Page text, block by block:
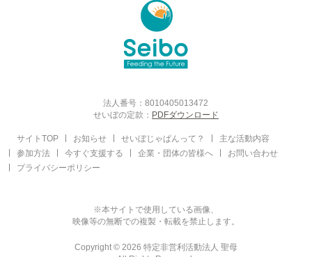
法人番号：8010405013472
せいぼの定款： PDFダウンロード
サイトTOP お知らせ せいぼじゃぱんって？
主な活動内容
参加方法
今すぐ支援する 企業・団体の皆様へ
お問い合わせ
プライバシーポリシー
※本サイトで使用している画像、
映像等の無断での複製・転載を禁止します。
Copyright © 2026 特定非営利活動法人 聖母